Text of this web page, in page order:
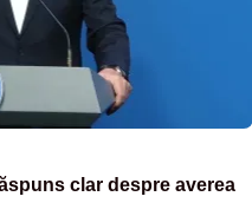
clar despre averea